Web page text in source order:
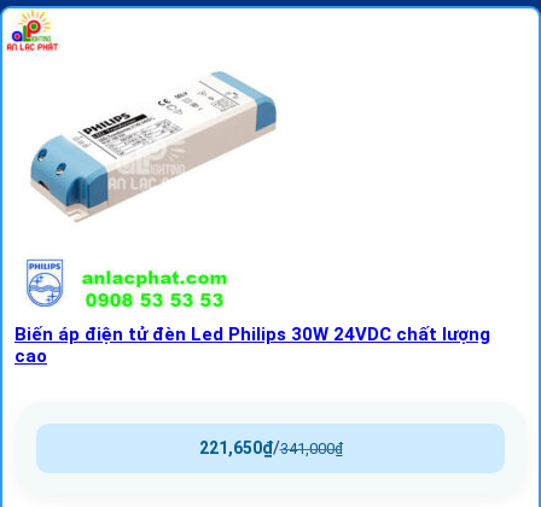
Biến áp điện tử đèn Led Philips 30W 24VDC chất lượng
cao
341,000₫
/
221,650₫